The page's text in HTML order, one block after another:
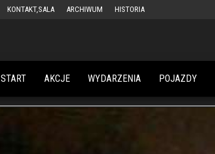
KONTAKT,SALA ARCHIWUM HISTORIA
START AKCJE WYDARZENIA POJAZDY